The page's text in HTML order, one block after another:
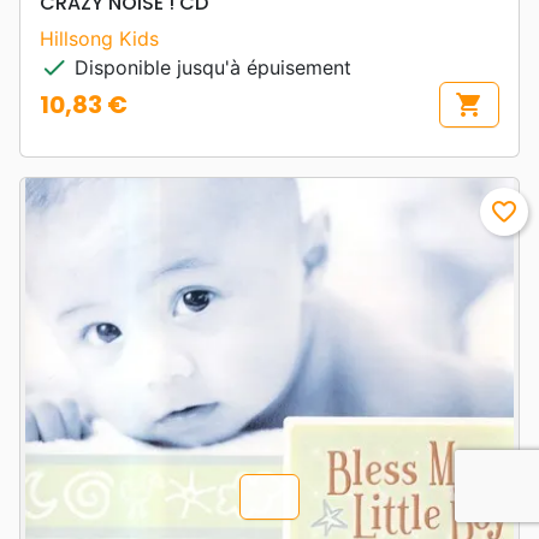
Hillsong Kids
check Disponible jusqu'à épuisement
Prix
10,83 € shopping_cart
favorite_border